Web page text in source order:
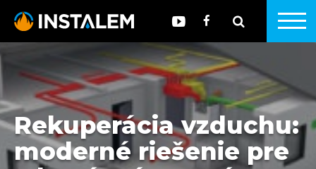
Rekuperácia vzduchu:
moderné riešenie pre